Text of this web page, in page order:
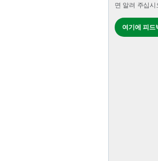
면 알려 주십시
여기에 피드